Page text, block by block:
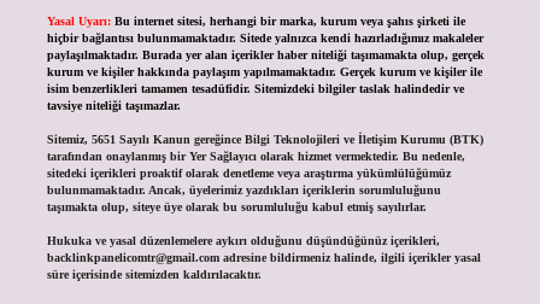
Yasal Uyarı: Bu internet sitesi, herhangi bir marka, kurum veya şahıs şirketi ile
hiçbir bağlantısı bulunmamaktadır. Sitede yalnızca kendi hazırladığımız makaleler
paylaşılmaktadır. Burada yer alan içerikler haber niteliği taşımamakta olup, gerçek
kurum ve kişiler hakkında paylaşım yapılmamaktadır. Gerçek kurum ve kişiler ile
isim benzerlikleri tamamen tesadüfidir. Sitemizdeki bilgiler taslak halindedir ve
tavsiye niteliği taşımazlar.
Sitemiz, 5651 Sayılı Kanun gereğince Bilgi Teknolojileri ve İletişim Kurumu (BTK)
tarafından onaylanmış bir Yer Sağlayıcı olarak hizmet vermektedir. Bu nedenle,
sitedeki içerikleri proaktif olarak denetleme veya araştırma yükümlülüğümüz
bulunmamaktadır. Ancak, üyelerimiz yazdıkları içeriklerin sorumluluğunu
taşımakta olup, siteye üye olarak bu sorumluluğu kabul etmiş sayılırlar.
Hukuka ve yasal düzenlemelere aykırı olduğunu düşündüğünüz içerikleri,
backlinkpanelicomtr@gmail.comadresine bildirmeniz halinde, ilgili içerikler yasal
süre içerisinde sitemizden kaldırılacaktır.